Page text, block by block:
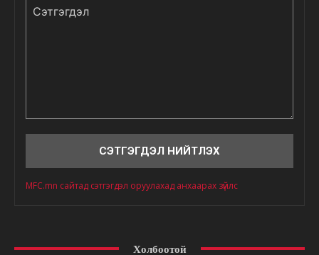
MFC.mn сайтад сэтгэгдэл оруулахад анхаарах зүйлс
Холбоотой